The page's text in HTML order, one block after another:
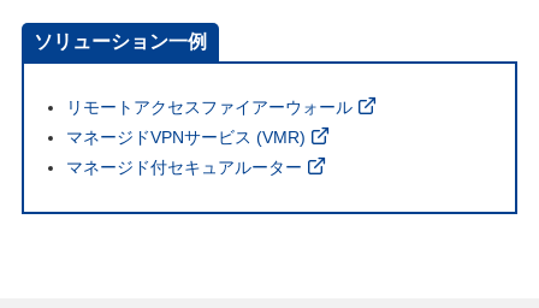
ソリューション一例
リモートアクセスファイアーウォール
マネージドVPNサービス (VMR)
マネージド付セキュアルーター